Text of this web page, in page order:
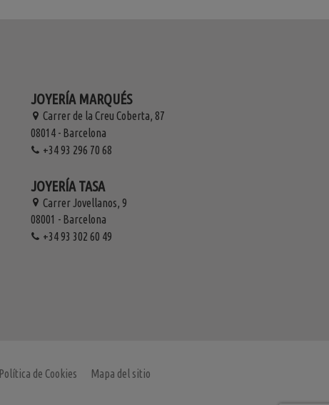
JOYERÍA MARQUÉS
Carrer de la Creu Coberta, 87
08014 - Barcelona
+34 93 296 70 68
JOYERÍA TASA
Carrer Jovellanos, 9
08001 - Barcelona
+34 93 302 60 49
Política de Cookies Mapa del sitio